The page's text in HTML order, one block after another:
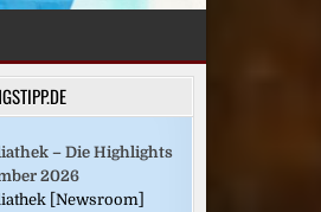
– Die Highlights
2026
[Newsroom]